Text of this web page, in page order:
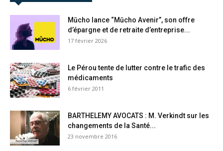
Mūcho lance “Mūcho Avenir”, son offre
d’épargne et de retraite d’entreprise...
17 février 2026
Le Pérou tente de lutter contre le trafic des
médicaments
6 février 2011
BARTHELEMY AVOCATS : M. Verkindt sur les
changements de la Santé...
23 novembre 2016